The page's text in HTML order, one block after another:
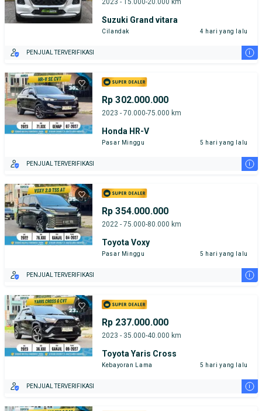
Suzuki Grand vitara
Cilandak 4 hari yang lalu
PENJUAL TERVERIFIKASI i
Rp 302.000.000
2023 - 70.000-75.000 km
Honda HR-V
Pasar Minggu 5 hari yang lalu
PENJUAL TERVERIFIKASI i
Rp 354.000.000
2022 - 75.000-80.000 km
Toyota Voxy
Pasar Minggu 5 hari yang lalu
PENJUAL TERVERIFIKASI i
Rp 237.000.000
2023 - 35.000-40.000 km
Toyota Yaris Cross
Kebayoran Lama 5 hari yang lalu
PENJUAL TERVERIFIKASI i